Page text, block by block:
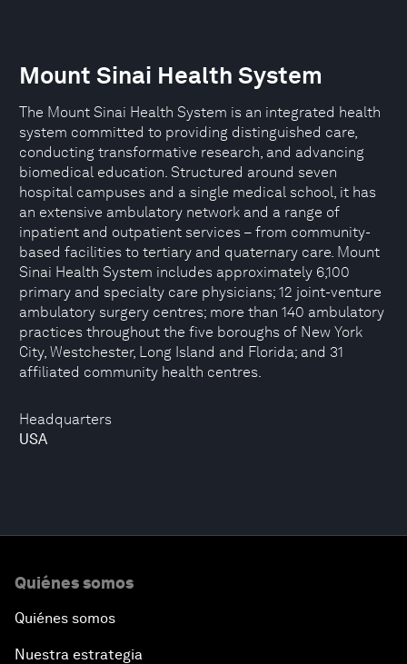
Headquarters
USA
Mount Sinai Health System
The Mount Sinai Health System is an integrated health
system committed to providing distinguished care,
conducting transformative research, and advancing
biomedical education. Structured around seven
hospital campuses and a single medical school, it has
an extensive ambulatory network and a range of
inpatient and outpatient services – from community-
based facilities to tertiary and quaternary care. Mount
Sinai Health System includes approximately 6,100
primary and specialty care physicians; 12 joint-venture
ambulatory surgery centres; more than 140 ambulatory
practices throughout the five boroughs of New York
City, Westchester, Long Island and Florida; and 31
affiliated community health centres.
Quiénes somos
Quiénes somos
Nuestra estrategia